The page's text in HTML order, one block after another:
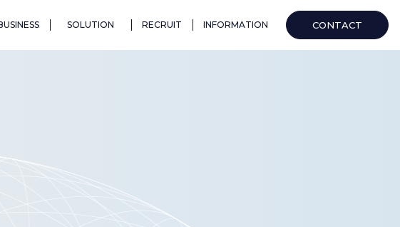
SOLUTION RECRUIT INFORMATION CONTACT